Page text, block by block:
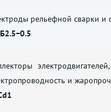
рельефной сварки и
и